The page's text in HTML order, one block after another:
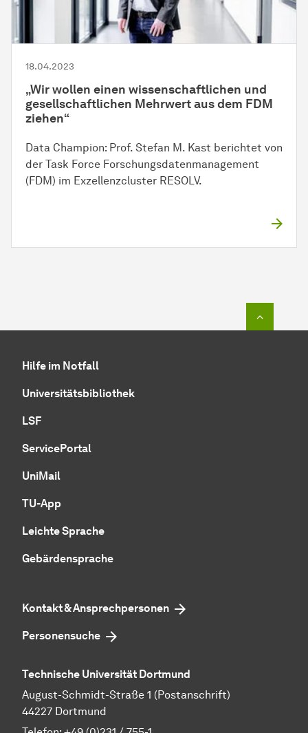
18.04.2023
„Wir wollen einen wissen­schaft­lichen und
gesellschaftlichen Mehrwert aus dem FDM
ziehen“
Data Champion: Prof. Stefan M. Kast berichtet von
der Task Force Forschungsdatenmanagement
(FDM) im Exzellenzcluster RESOLV.
Hilfe im Notfall
Universitätsbibliothek
LSF
ServicePortal
UniMail
TU-App
Leichte Sprache
Gebärdensprache
Kontakt & Ansprechpersonen
Personensuche
Technische Universität Dortmund
August-Schmidt-Straße 1 (Postanschrift)
44227 Dortmund